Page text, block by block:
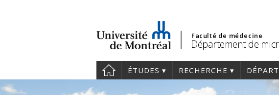
Faculté de médecine
Département de
ÉTUDES RECHERCHE